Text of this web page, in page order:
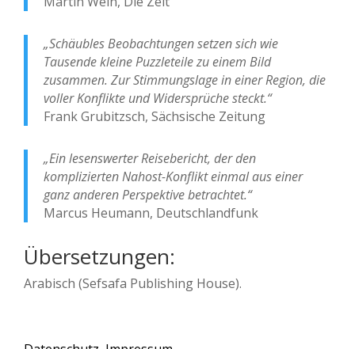
„Schäubles Beobachtungen setzen sich wie
Tausende kleine Puzzleteile zu einem Bild
zusammen. Zur Stimmungslage in einer Region, die
voller Konflikte und Widersprüche steckt.“
Frank Grubitzsch, Sächsische Zeitung
„Ein lesenswerter Reisebericht, der den
komplizierten Nahost-Konflikt einmal aus einer
ganz anderen Perspektive betrachtet.“
Marcus Heumann, Deutschlandfunk
Übersetzungen:
Arabisch (Sefsafa Publishing House).